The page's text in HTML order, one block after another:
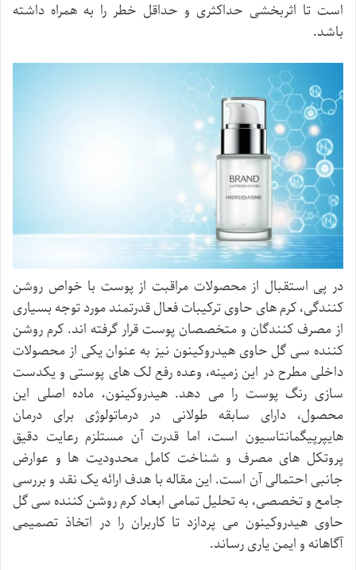
است تا اثربخشی حداکثری و حداقل خطر را به همراه داشته
باشد.
در پی استقبال از محصولات مراقبت از پوست با خواص روشن
کنندگی، کرم های حاوی ترکیبات فعال قدرتمند مورد توجه بسیاری
از مصرف کنندگان و متخصصان پوست قرار گرفته اند. کرم روشن
کننده سی گل حاوی هیدروکینون نیز به عنوان یکی از محصولات
داخلی مطرح در این زمینه، وعده رفع لک های پوستی و یکدست
سازی رنگ پوست را می دهد. هیدروکینون، ماده اصلی این
محصول، دارای سابقه طولانی در درماتولوژی برای درمان
هایپرپیگمانتاسیون است، اما قدرت آن مستلزم رعایت دقیق
پروتکل های مصرف و شناخت کامل محدودیت ها و عوارض
جانبی احتمالی آن است. این مقاله با هدف ارائه یک نقد و بررسی
جامع و تخصصی، به تحلیل تمامی ابعاد کرم روشن کننده سی گل
حاوی هیدروکینون می پردازد تا کاربران را در اتخاذ تصمیمی
آگاهانه و ایمن یاری رساند.